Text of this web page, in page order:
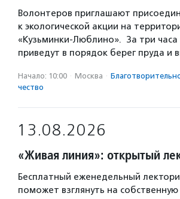
Волонтеров приглашают
к экологической акции на
«Кузьминки-Люблино». За три
приведут в порядок берег пруда и
Начало: 10:00 · Москва ·
чест­во
13.08.2026
«Живая линия»: открытый
Бесплатный еженедельный
поможет взглянуть на